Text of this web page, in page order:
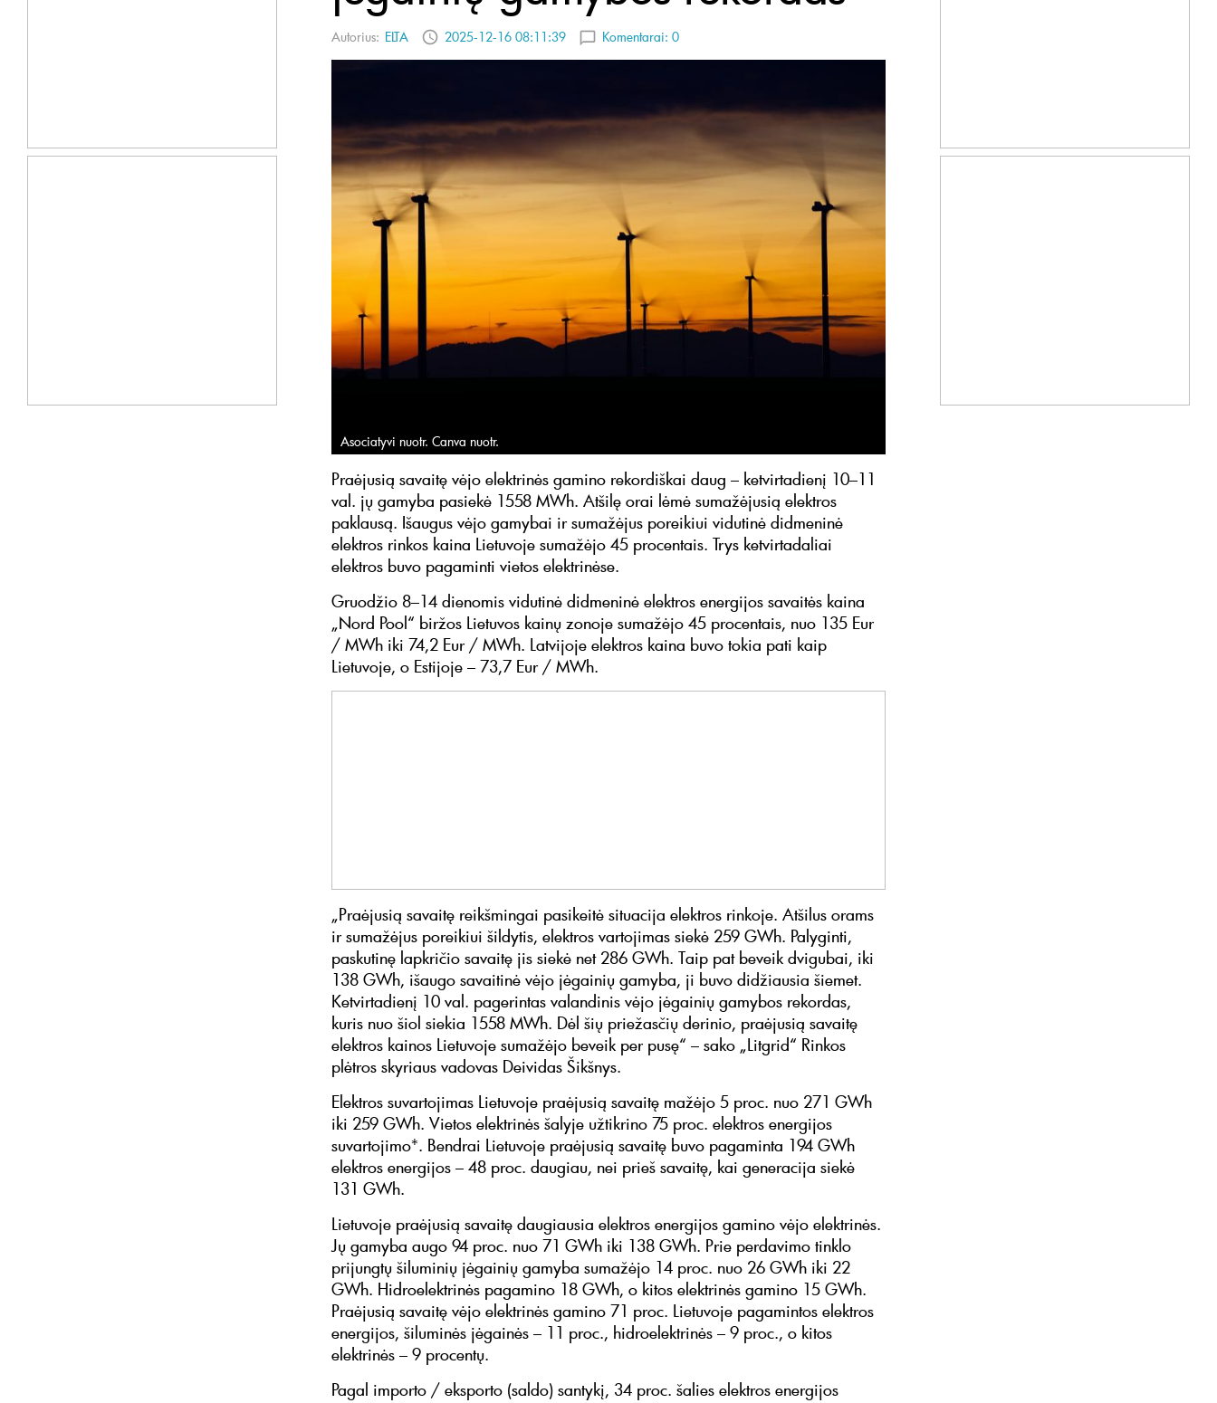
Autorius: ELTA 2025-12-16 08:11:39 Komentarai: 0
Asociatyvi nuotr. Canva nuotr.
Praėjusią savaitę vėjo elektrinės gamino rekordiškai daug – ketvirtadienį 10–11
val. jų gamyba pasiekė 1558 MWh. Atšilę orai lėmė sumažėjusią elektros
paklausą. Išaugus vėjo gamybai ir sumažėjus poreikiui vidutinė didmeninė
elektros rinkos kaina Lietuvoje sumažėjo 45 procentais. Trys ketvirtadaliai
elektros buvo pagaminti vietos elektrinėse.
Gruodžio 8–14 dienomis vidutinė didmeninė elektros energijos savaitės kaina
„Nord Pool“ biržos Lietuvos kainų zonoje sumažėjo 45 procentais, nuo 135 Eur
/ MWh iki 74,2 Eur / MWh. Latvijoje elektros kaina buvo tokia pati kaip
Lietuvoje, o Estijoje – 73,7 Eur / MWh.
„Praėjusią savaitę reikšmingai pasikeitė situacija elektros rinkoje. Atšilus orams
ir sumažėjus poreikiui šildytis, elektros vartojimas siekė 259 GWh. Palyginti,
paskutinę lapkričio savaitę jis siekė net 286 GWh. Taip pat beveik dvigubai, iki
138 GWh, išaugo savaitinė vėjo jėgainių gamyba, ji buvo didžiausia šiemet.
Ketvirtadienį 10 val. pagerintas valandinis vėjo jėgainių gamybos rekordas,
kuris nuo šiol siekia 1558 MWh. Dėl šių priežasčių derinio, praėjusią savaitę
elektros kainos Lietuvoje sumažėjo beveik per pusę“ – sako „Litgrid“ Rinkos
plėtros skyriaus vadovas Deividas Šikšnys.
Elektros suvartojimas Lietuvoje praėjusią savaitę mažėjo 5 proc. nuo 271 GWh
iki 259 GWh. Vietos elektrinės šalyje užtikrino 75 proc. elektros energijos
suvartojimo*. Bendrai Lietuvoje praėjusią savaitę buvo pagaminta 194 GWh
elektros energijos – 48 proc. daugiau, nei prieš savaitę, kai generacija siekė
131 GWh.
Lietuvoje praėjusią savaitę daugiausia elektros energijos gamino vėjo elektrinės.
Jų gamyba augo 94 proc. nuo 71 GWh iki 138 GWh. Prie perdavimo tinklo
prijungtų šiluminių jėgainių gamyba sumažėjo 14 proc. nuo 26 GWh iki 22
GWh. Hidroelektrinės pagamino 18 GWh, o kitos elektrinės gamino 15 GWh.
Praėjusią savaitę vėjo elektrinės gamino 71 proc. Lietuvoje pagamintos elektros
energijos, šiluminės jėgainės – 11 proc., hidroelektrinės – 9 proc., o kitos
elektrinės – 9 procentų.
Pagal importo / eksporto (saldo) santykį, 34 proc. šalies elektros energijos